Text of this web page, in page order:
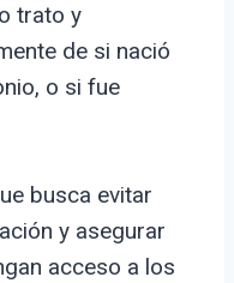
trato y
de si nació
o si fue
busca evitar
y asegurar
acceso a los